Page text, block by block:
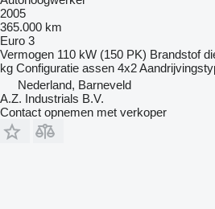
2005
365.000 km
Euro 3
Vermogen 110 kW (150 PK) Brandstof
kg Configuratie assen 4x2
Nederland, Barneveld
A.Z. Industrials B.V.
Contact opnemen met verkoper